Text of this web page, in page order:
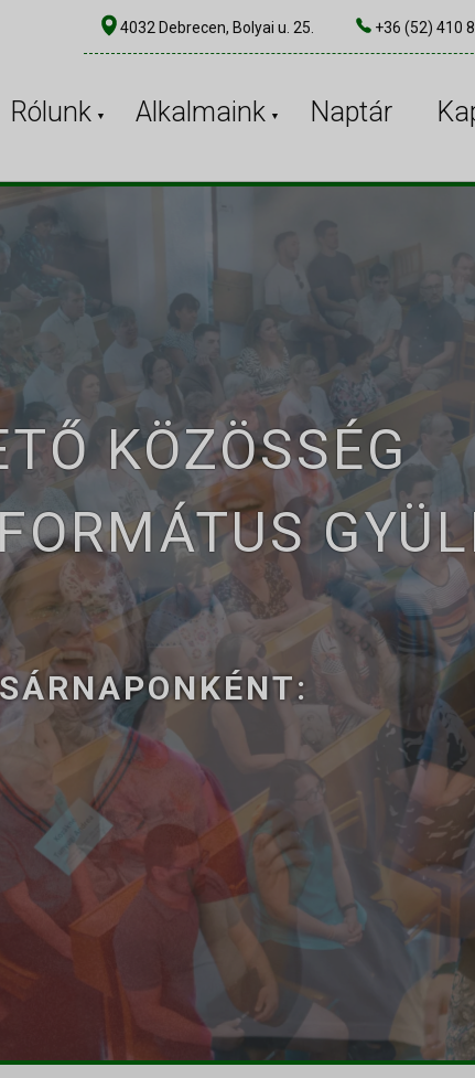
4032 Debrecen, Bolyai u. 25. +36 (52) 410
Rólunk Alkalmaink Naptár
KÖZÖSSÉG